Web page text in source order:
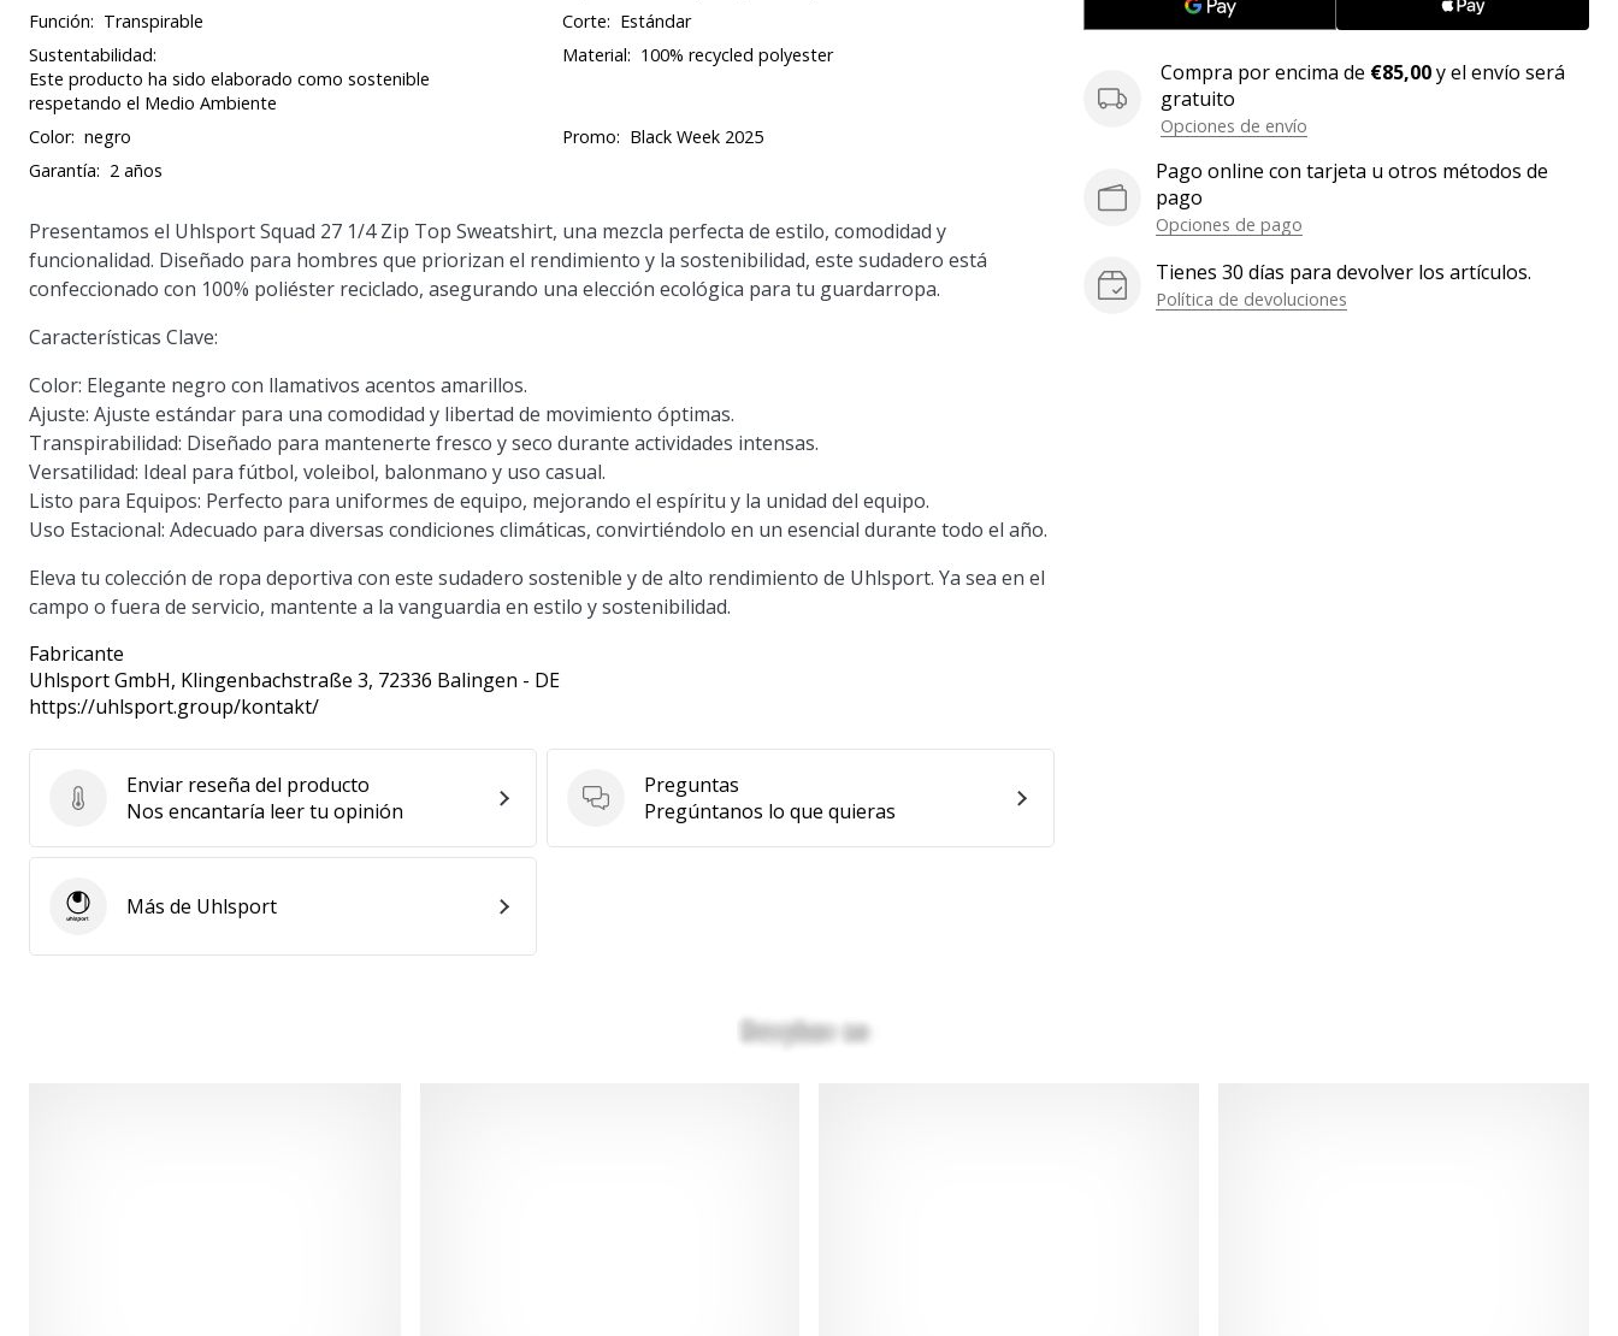
Compra por encima de €85,00y el envío será
gratuito
Opciones de envío
Pago online con tarjeta u otros métodos de
pago
Opciones de pago
Tienes 30 días para devolver los artículos.
Política de devoluciones
Función: Transpirable Corte: Estándar
Sustentabilidad:
Este producto ha sido elaborado como sostenible
respetando el Medio Ambiente
Material: 100% recycled polyester
Color: negro Promo: Black Week 2025
Garantía: 2 años
Presentamos el Uhlsport Squad 27 1/4 Zip Top Sweatshirt, una mezcla perfecta de estilo, comodidad y
funcionalidad. Diseñado para hombres que priorizan el rendimiento y la sostenibilidad, este sudadero está
confeccionado con 100% poliéster reciclado, asegurando una elección ecológica para tu guardarropa.
Características Clave:
Color: Elegante negro con llamativos acentos amarillos.
Ajuste: Ajuste estándar para una comodidad y libertad de movimiento óptimas.
Transpirabilidad: Diseñado para mantenerte fresco y seco durante actividades intensas.
Versatilidad: Ideal para fútbol, voleibol, balonmano y uso casual.
Listo para Equipos: Perfecto para uniformes de equipo, mejorando el espíritu y la unidad del equipo.
Uso Estacional: Adecuado para diversas condiciones climáticas, convirtiéndolo en un esencial durante todo el año.
Eleva tu colección de ropa deportiva con este sudadero sostenible y de alto rendimiento de Uhlsport. Ya sea en el
campo o fuera de servicio, mantente a la vanguardia en estilo y sostenibilidad.
Fabricante
Uhlsport GmbH, Klingenbachstraße 3, 72336 Balingen - DE
https://uhlsport.group/kontakt/
Enviar reseña del producto
Enviar reseña del producto
Nos encantaría leer tu opinión
Preguntas
Preguntas
Pregúntanos lo que quieras
UhlsportMás de Uhlsport